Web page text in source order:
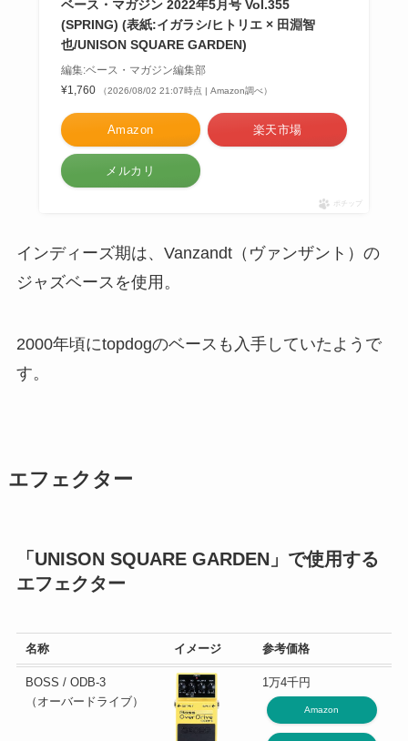
ベース・マガジン 2022年5月号 Vol.355
(SPRING) (表紙:イガラシ/ヒトリエ × 田淵智
也/UNISON SQUARE GARDEN)
編集:ベース・マガジン編集部
¥1,760
（2026/08/02 21:07時点 | Amazon調べ）
Amazon 楽天市場
メルカリ
ポチップ
インディーズ期は、Vanzandt（ヴァンザント）の
ジャズベースを使用。
2000年頃にtopdogのベースも入手していたようで
す。
エフェクター
「UNISON SQUARE GARDEN」で使用する
エフェクター
名称 イメージ 参考価格
BOSS / ODB-3
（オーバードライブ）
1万4千円
Amazon